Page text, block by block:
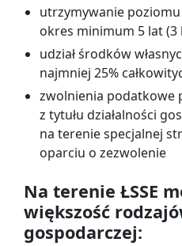
utrzymywanie
okres minimum 5 lat (3
udział środków
najmniej 25%
zwolnienia podatkowe
z tytułu działalności
na terenie specjalnej
oparciu o zezwolenie
Na terenie ŁSSE
większość
gospodarczej: